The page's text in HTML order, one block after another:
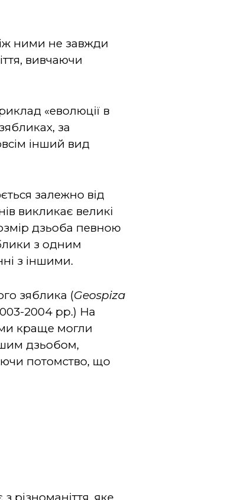
ними не завжди
вивчаючи
«еволюції в
за
інший вид
залежно від
викликає великі
дзьоба певною
з одним
з іншими.
зяблика (Geospiza
2004 рр.) На
краще могли
дзьобом,
потомство, що